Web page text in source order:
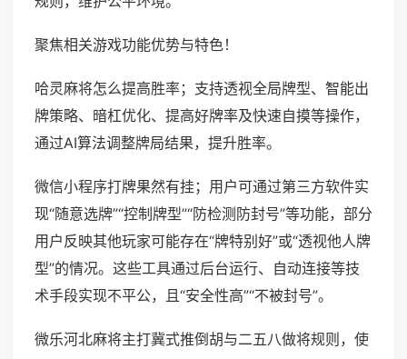
聚焦相关游戏功能优势与特色！
哈灵麻将怎么提高胜率；支持透视全局牌型、智能出
牌策略、暗杠优化、提高好牌率及快速自摸等操作，
通过AI算法调整牌局结果，提升胜率。
微信小程序打牌果然有挂；用户可通过第三方软件实
现“随意选牌”“控制牌型”“防检测防封号”等功能，部分
用户反映其他玩家可能存在“牌特别好”或“透视他人牌
型”的情况。这些工具通过后台运行、自动连接等技
术手段实现不平公，且“安全性高”“不被封号”。
微乐河北麻将主打冀式推倒胡与二五八做将规则，使